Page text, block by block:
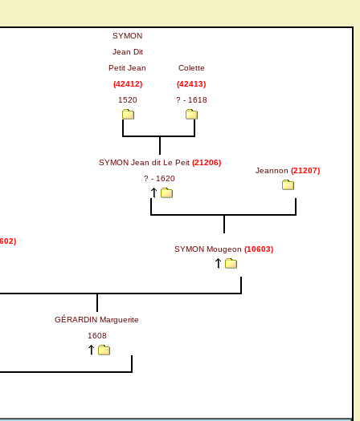
SYMON
Jean Dit
Petit Jean
(42412)
1520
Colette
(42413)
? - 1618
SYMON Jean dit Le Peit (21206)
? - 1620
Jeannon (21207)
SYMON Mougeon (10603)
GÉRARDIN Marguerite
1608